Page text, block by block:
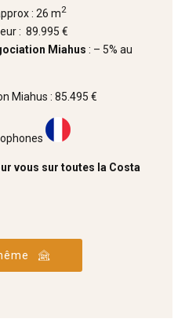
: 26 m2
: 89.995 €
Miahus : – 5% au
Miahus : 85.495 €
vous sur toutes la Costa